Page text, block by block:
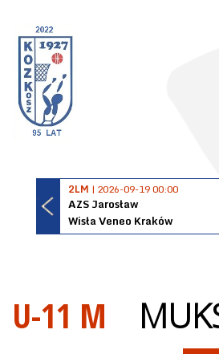
2LM | 2026-09-19 00:00
AZS Jarosław
Wisła Veneo Kraków
U-11 M